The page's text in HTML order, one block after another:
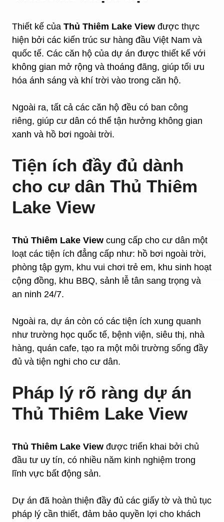
Thiết kế của Thủ Thiêm Lake View được thực
hiện bởi các kiến trúc sư hàng đầu Việt Nam và
quốc tế. Các căn hộ của dự án được thiết kế với
không gian mở rộng và thoáng đãng, giúp tối ưu
hóa ánh sáng và khí trời vào trong căn hộ.
Ngoài ra, tất cả các căn hộ đều có ban công
riêng, giúp cư dân có thể tận hưởng không gian
xanh và hồ bơi ngoài trời.
Tiện ích đầy đủ dành
cho cư dân Thủ Thiêm
Lake View
Thủ Thiêm Lake View cung cấp cho cư dân một
loạt các tiện ích đẳng cấp như: hồ bơi ngoài trời,
phòng tập gym, khu vui chơi trẻ em, khu sinh hoạt
cộng đồng, khu BBQ, sảnh lễ tân sang trọng và
an ninh 24/7.
Ngoài ra, dự án còn có các tiện ích xung quanh
như trường học quốc tế, bệnh viện, siêu thị, nhà
hàng, quán cafe, tạo ra một môi trường sống đầy
đủ và tiện nghi cho cư dân.
Pháp lý rõ ràng dự án
Thủ Thiêm Lake View
Thủ Thiêm Lake View được triển khai bởi chủ
đầu tư uy tín, có nhiều năm kinh nghiệm trong
lĩnh vực bất động sản.
Dự án đã hoàn thiện đầy đủ các giấy tờ và thủ tục
pháp lý cần thiết, đảm bảo quyền lợi cho khách